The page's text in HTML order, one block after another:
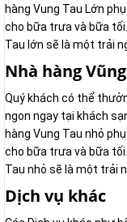
hàng Vung Tau Lớn
cho bữa trưa và bữa
Tau lớn sẽ là một trải
Nhà hàng
Quý khách có thể
ngon ngay tại khách
hàng Vung Tau nhỏ
cho bữa trưa và bữa
Tau nhỏ sẽ là một trải
Dịch vụ khác